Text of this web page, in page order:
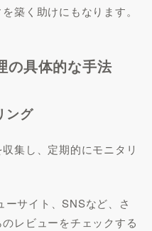
築く助けにもなります。
の具体的な手法
ング
集し、定期的にモニタリ
ーサイト、SNSなど、さ
レビューをチェックする